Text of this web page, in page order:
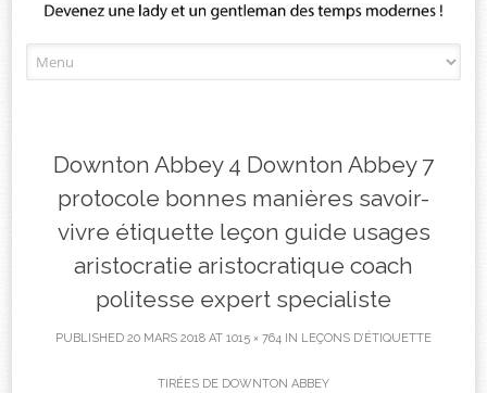
to
Downton Abbey 4 Downton Abbey 7
protocole bonnes manières savoir-
vivre étiquette leçon guide usages
aristocratie aristocratique coach
politesse expert specialiste
PUBLISHED 20 MARS 2018 AT 1015 × 764 IN LEÇONS D’ÉTIQUETTE
TIRÉES DE DOWNTON ABBEY